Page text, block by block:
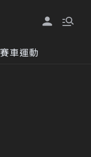
賽車運動